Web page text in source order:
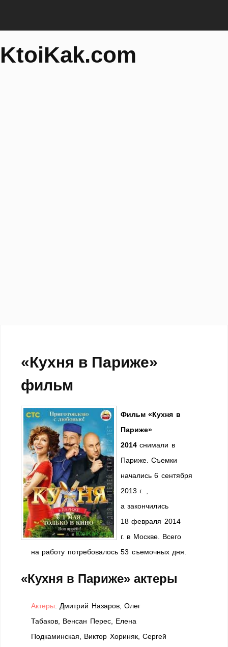
KtoiKak.com
«Кухня в Париже»
фильм
Фильм «Кухня в
Париже»
2014 снимали в
Париже. Съемки
начались 6 сентября
2013 г. ,
а закончились
18 февраля 2014
г. в Москве. Всего
на работу потребовалось 53 съемочных дня.
«Кухня в Париже» актеры
Актеры: Дмитрий Назаров, Олег
Табаков, Венсан Перес, Елена
Подкаминская, Виктор Хориняк, Сергей